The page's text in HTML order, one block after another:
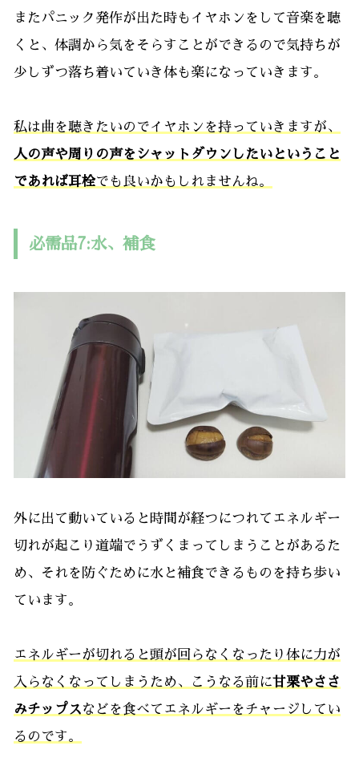
またパニック発作が出た時もイヤホンをして音楽を聴
くと、体調から気をそらすことができるので気持ちが
少しずつ落ち着いていき体も楽になっていきます。
私は曲を聴きたいのでイヤホンを持っていきますが、
人の声や周りの声をシャットダウンしたいということ
であれば耳栓でも良いかもしれませんね。
必需品7:水、補食
外に出て動いていると時間が経つにつれてエネルギー
切れが起こり道端でうずくまってしまうことがあるた
め、それを防ぐために水と補食できるものを持ち歩い
ています。
エネルギーが切れると頭が回らなくなったり体に力が
入らなくなってしまうため、こうなる前に甘栗やささ
みチップスなどを食べてエネルギーをチャージしてい
るのです。